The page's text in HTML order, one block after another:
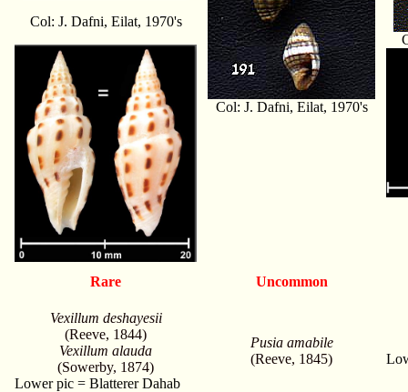
Col: J. Dafni, Eilat, 1970's
Col: J. Dafni, Eilat, 1970's
Rare Uncommon
Vexillum deshayesii
(Reeve, 1844)
Vexillum alauda
(Sowerby, 1874)
Lower pic = Blatterer Dahab
Pusia amabile
(Reeve, 1845)